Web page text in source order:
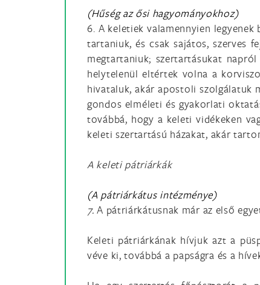
(Hűség az ősi hagyományokhoz)
6. A keletiek valamennyien
tartaniuk, és csak sajátos, szerves
megtartaniuk; szertartásukat
helytelenül eltértek volna a
hivataluk, akár apostoli szolgálatuk
gondos elméleti és gyakorlati
továbbá, hogy a keleti vidékeken
keleti szertartású házakat, akár
A keleti pátriárkák
(A pátriárkátus intézménye)
7.A pátriárkátusnak már az első
Keleti pátriárkának hívjuk azt a
véve ki, továbbá a papságra és a